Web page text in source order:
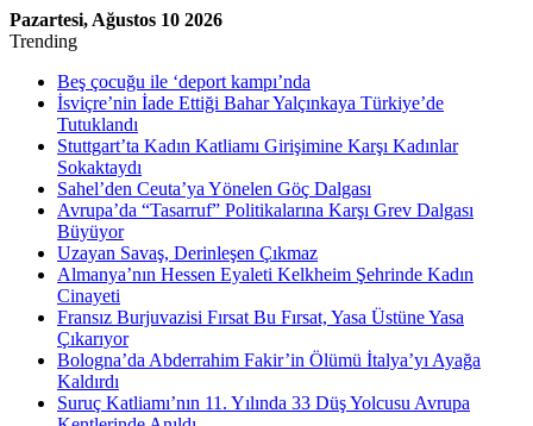
Pazartesi, Ağustos 10 2026
Trending
Beş çocuğu ile ‘deport kampı’nda
İsviçre’nin İade Ettiği Bahar Yalçınkaya Türkiye’de
Tutuklandı
Stuttgart’ta Kadın Katliamı Girişimine Karşı Kadınlar
Sokaktaydı
Sahel’den Ceuta’ya Yönelen Göç Dalgası
Avrupa’da “Tasarruf” Politikalarına Karşı Grev Dalgası
Büyüyor
Uzayan Savaş, Derinleşen Çıkmaz
Almanya’nın Hessen Eyaleti Kelkheim Şehrinde Kadın
Cinayeti
Fransız Burjuvazisi Fırsat Bu Fırsat, Yasa Üstüne Yasa
Çıkarıyor
Bologna’da Abderrahim Fakir’in Ölümü İtalya’yı Ayağa
Kaldırdı
Suruç Katliamı’nın 11. Yılında 33 Düş Yolcusu Avrupa